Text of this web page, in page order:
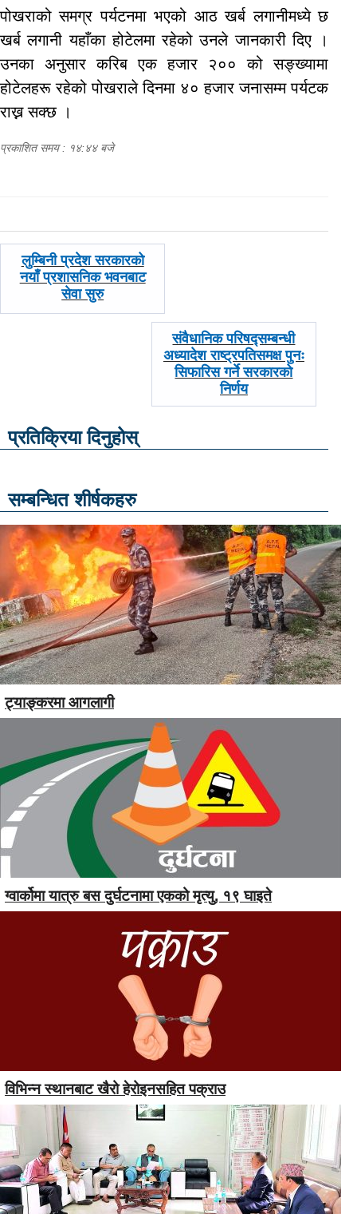
पोखराको समग्र पर्यटनमा भएको आठ खर्ब लगानीमध्ये छ
खर्ब लगानी यहाँका होटेलमा रहेको उनले जानकारी दिए ।
उनका अनुसार करिब एक हजार २०० को सङ्ख्यामा
होटेलहरू रहेको पोखराले दिनमा ४० हजार जनासम्म पर्यटक
राख्न सक्छ ।
प्रकाशित समय : १४:४४ बजे
पछिल्लाे
-
लुम्बिनी प्रदेश सरकारको
नयाँ प्रशासनिक भवनबाट
सेवा सुरु
अघिल्लाे
-
संवैधानिक परिषद्सम्बन्धी
अध्यादेश राष्ट्रपतिसमक्ष पुनः
सिफारिस गर्ने सरकारको
निर्णय
प्रतिक्रिया दिनुहोस्
सम्बन्धित शीर्षकहरु
ट्याङ्करमा आगलागी
ग्वार्कोमा यात्रु बस दुर्घटनामा एकको मृत्यु, १९ घाइते
विभिन्न स्थानबाट खैरो हेरोइनसहित पक्राउ